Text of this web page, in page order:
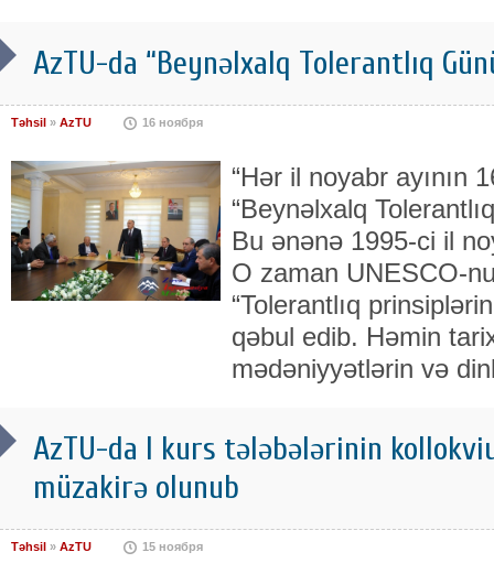
AzTU-da “Beynəlxalq Tolerantlıq
Təhsil » AzTU 16 ноября
“Hər il noyabr ayının
“Beynəlxalq
Bu ənənə 1995-ci il
O zaman UNESCO-
“Tolerantlıq
qəbul edib. Həmin
mədəniyyətlərin və
AzTU-da I kurs tələbələrinin
müzakirə olunub
Təhsil » AzTU 15 ноября